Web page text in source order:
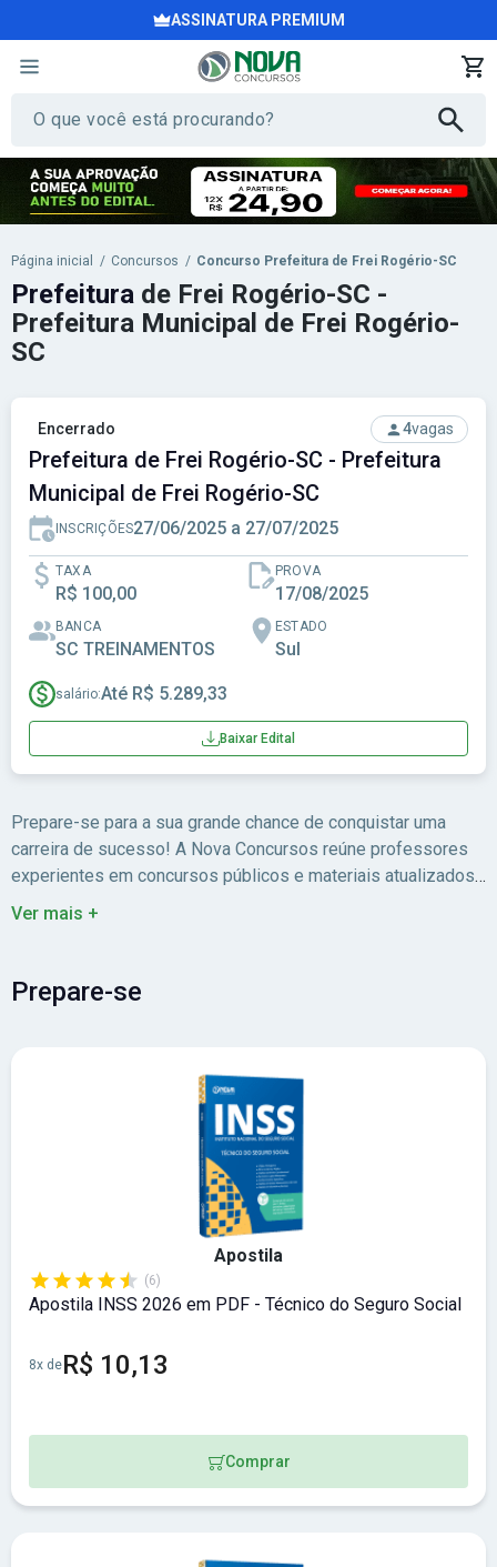
ASSINATURA PREMIUM
Página inicial / Concursos / Concurso Prefeitura de Frei Rogério-SC
Encerrado 4vagas
Prefeitura de Frei Rogério-SC - Prefeitura
Municipal de Frei Rogério-SC
INSCRIÇÕES27/06/2025 a 27/07/2025
TAXA
R$ 100,00
PROVA
17/08/2025
BANCA
SC TREINAMENTOS
ESTADO
Sul
salário:Até R$ 5.289,33
Baixar Edital
Prefeitura de Frei Rogério-SC -
Prefeitura Municipal de Frei Rogério-
SC
Prepare-se para a sua grande chance de conquistar uma
carreira de sucesso! A Nova Concursos reúne professores
experientes em concursos públicos e materiais atualizados
para você estudar com foco no edital.
Ver mais +
Prepare-se
Apostila
(6)
Apostila INSS 2026 em PDF - Técnico do Seguro Social
8x deR$ 10,13
Comprar